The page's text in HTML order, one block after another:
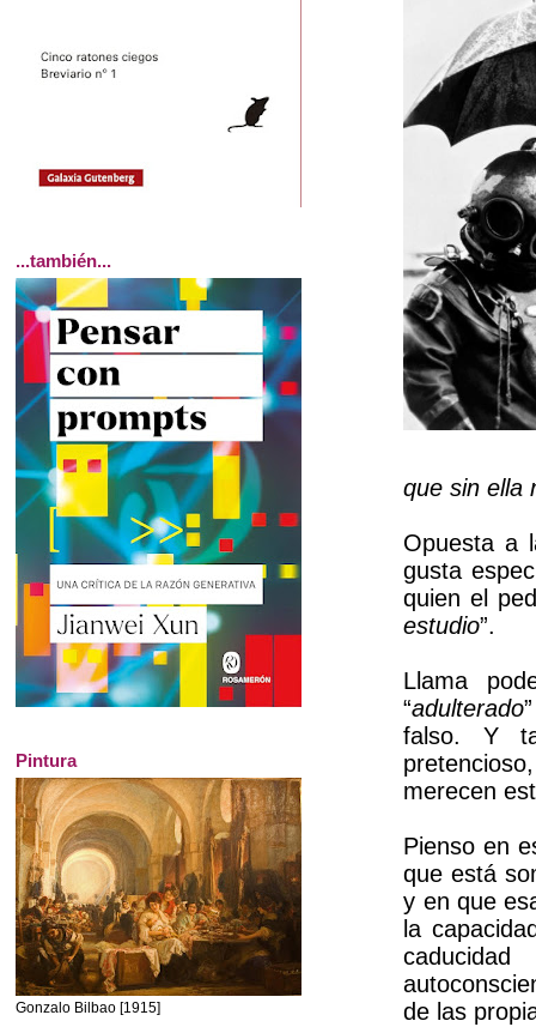
que sin ella
Opuesta a
gusta
quien el
estudio”.
Llama
“adulterado
falso. Y
merecen
Pienso en
que está
y en que
la
de las
...también...
Pintura
Gonzalo Bilbao [1915]